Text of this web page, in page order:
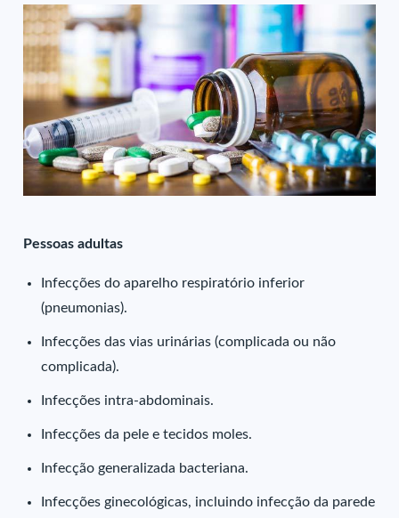
Pessoas adultas
Infecções do aparelho respiratório inferior
(pneumonias).
Infecções das vias urinárias (complicada ou não
complicada).
Infecções intra-abdominais.
Infecções da pele e tecidos moles.
Infecção generalizada bacteriana.
Infecções ginecológicas, incluindo infecção da parede